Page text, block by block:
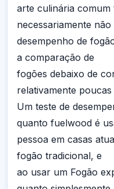
arte culinária comum
necessariamente
desempenho de
a comparação de
fogões debaixo de
relativamente
Um teste de
quanto fuelwood é
pessoa em casas
fogão tradicional, e
ao usar um Fogão